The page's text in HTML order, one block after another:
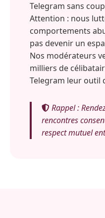
Telegram sans
Attention : nous
comportements
pas devenir un
Nos modérateurs
milliers de
Telegram leur outil
Rappel :
rencontres
respect mutuel